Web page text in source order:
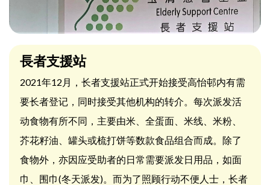
長者支援站
2021年12月，长者支援站正式开始接受高怡邨内有需
要长者登记，同时接受其他机构的转介。每次派发活
动食物有所不同，主要由米、全蛋面、米线、米粉、
芥花籽油、罐头或梳打饼等数款食品组合而成。除了
食物外，亦因应受助者的日常需要派发日用品，如面
巾、围巾(冬天派发)。而为了照顾行动不便人士，长者